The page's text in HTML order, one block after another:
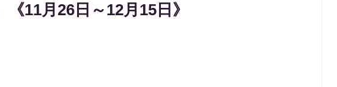
11月26日～12月15日》